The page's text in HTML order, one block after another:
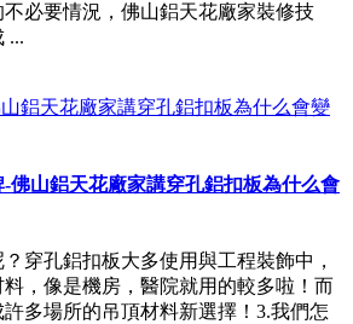
必要情況，佛山鋁天花廠家裝修技
...
佛山鋁天花廠家講穿孔鋁扣板為什么會
穿孔鋁扣板大多使用與工程裝飾中，
料，像是機房，醫院就用的較多啦！而
多場所的吊頂材料新選擇！3.我們怎